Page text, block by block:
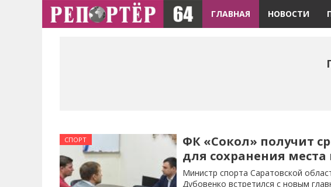
ГЛАВНАЯ НОВОСТИ
СПОРТ
ФК «Сокол» получит
для сохранения
Министр спорта Саратовской
Дубовенко встретился с новым